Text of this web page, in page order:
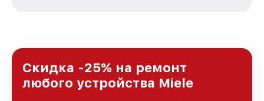
Санкт-Петербурге, постоянно повышая
уровень доверия и лояльности наших
клиентов.
Скидка -25% на ремонт
любого устройства Miele